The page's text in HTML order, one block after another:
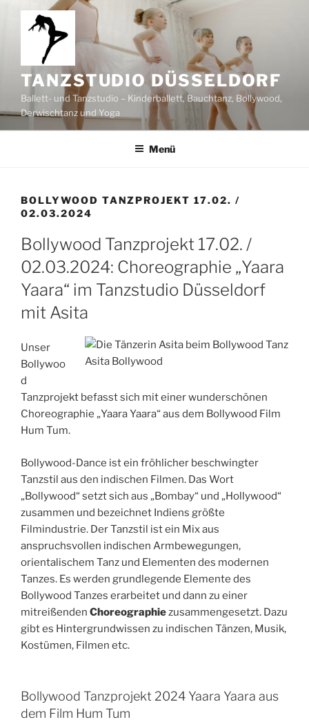
Zum
TANZSTUDIO DÜSSELDORF
Ballett- und Tanzstudio – Kinderballett, Bauchtanz, Bollywood,
Derwischtanz und Yoga
Menü
BOLLYWOOD TANZPROJEKT 17.02. /
02.03.2024
Bollywood Tanzprojekt 17.02. /
02.03.2024: Choreographie „Yaara
Yaara“ im Tanzstudio Düsseldorf
mit Asita
Asita Bollywood
Unser
Bollywoo
d
Tanzprojekt befasst sich mit einer wunderschönen
Choreographie „Yaara Yaara“ aus dem Bollywood Film
Hum Tum.
Bollywood-Dance ist ein fröhlicher beschwingter
Tanzstil aus den indischen Filmen. Das Wort
„Bollywood“ setzt sich aus „Bombay“ und „Hollywood“
zusammen und bezeichnet Indiens größte
Filmindustrie. Der Tanzstil ist ein Mix aus
anspruchsvollen indischen Armbewegungen,
orientalischem Tanz und Elementen des modernen
Tanzes. Es werden grundlegende Elemente des
Bollywood Tanzes erarbeitet und dann zu einer
mitreißenden Choreographiezusammengesetzt. Dazu
gibt es Hintergrundwissen zu indischen Tänzen, Musik,
Kostümen, Filmen etc.
Bollywood Tanzprojekt 2024 Yaara Yaara aus
dem Film Hum Tum